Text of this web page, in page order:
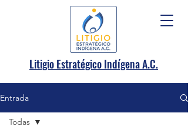
Litigio Estratégico Indígena A.C.
Entrada
Todas